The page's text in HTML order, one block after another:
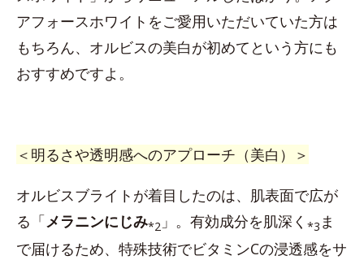
アフォースホワイトをご愛用いただいていた方は
もちろん、オルビスの美白が初めてという方にも
おすすめですよ。
＜明るさや透明感へのアプローチ（美白）＞
オルビスブライトが着目したのは、肌表面で広が
る「メラニンにじみ*2 」。有効成分を肌深く *3 ま
で届けるため、特殊技術でビタミンCの浸透感をサ